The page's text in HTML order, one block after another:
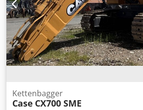
Buchpresse mit Rillenschneider.
Deutschland. Die Maschine befindet
Zustand und ist sofort einsatzbereit.
Maximales Format: 420 x 520 x 100
Stromanschluss: 230 V + Druckluft.
Set aus beiden Maschinen.
Kettenbagger
Case CX700 SME